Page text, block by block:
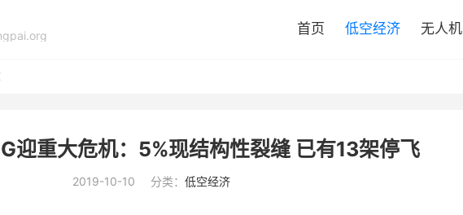
首页 低空经济 无人机
迎重大危机：5%现结构性裂缝 已有13架停飞
2019-10-10 分类： 低空经济